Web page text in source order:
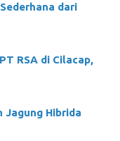
dari
RSA di Cilacap,
Jagung Hibrida